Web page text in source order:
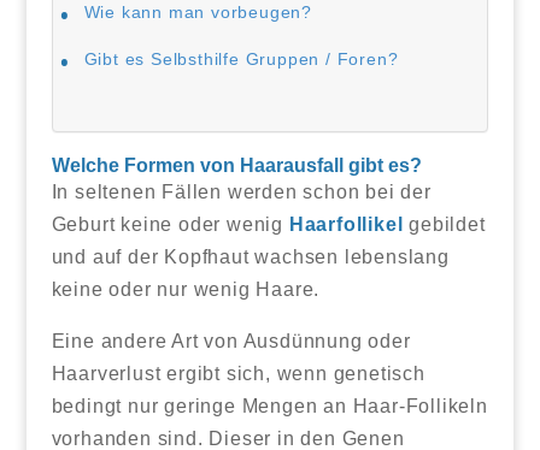
Wie kann man vorbeugen?
Gibt es Selbsthilfe Gruppen / Foren?
Welche Formen von Haarausfall gibt es?
In seltenen Fällen werden schon bei der
Geburt keine oder wenig Haarfollikel gebildet
und auf der Kopfhaut wachsen lebenslang
keine oder nur wenig Haare.
Eine andere Art von Ausdünnung oder
Haarverlust ergibt sich, wenn genetisch
bedingt nur geringe Mengen an Haar-Follikeln
vorhanden sind. Dieser in den Genen